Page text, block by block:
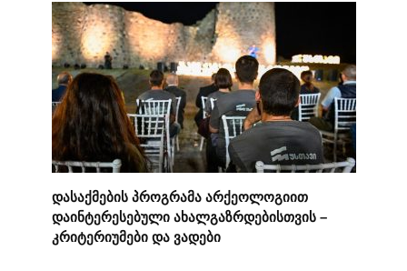
დასაქმების პროგრამა არქეოლოგიით
დაინტერესებული ახალგაზრდებისთვის –
კრიტერიუმები და ვადები